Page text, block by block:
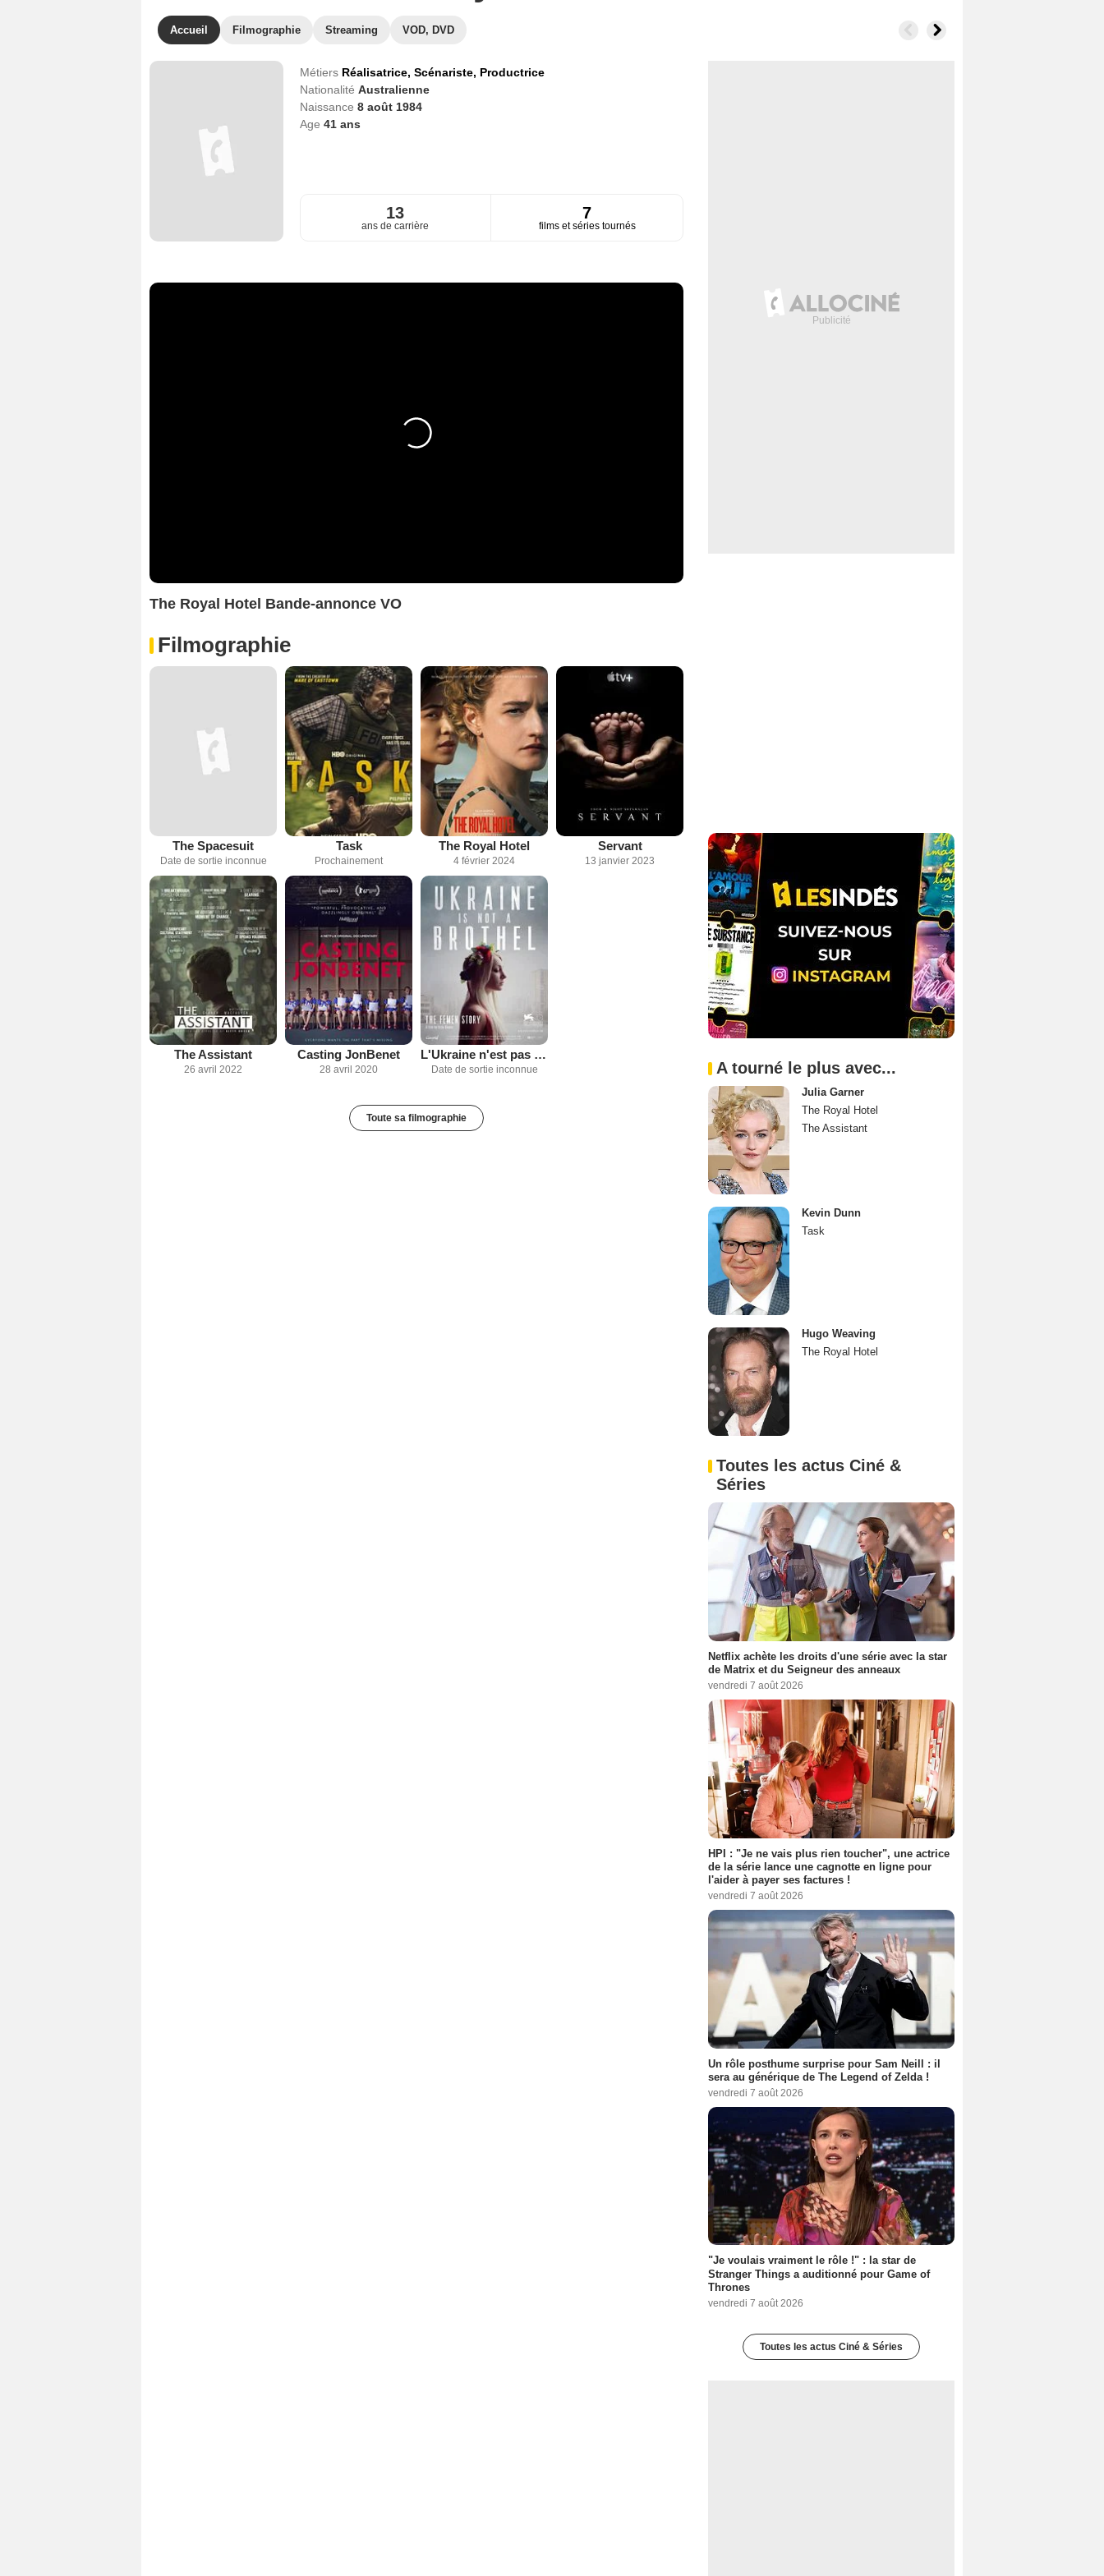
Accueil Filmographie Streaming VOD, DVD
Métiers Réalisatrice, Scénariste, Productrice
Nationalité Australienne
Naissance 8 août 1984
Age 41ans
13
ans de carrière
7
films et séries tournés
The Royal Hotel Bande-annonce VO
Filmographie
The Spacesuit
Date de sortie inconnue
Task
Prochainement
The Royal Hotel
4 février 2024
Servant
13 janvier 2023
The Assistant
26 avril 2022
Casting JonBenet
28 avril 2020
L'Ukraine n'est pas un bordel
Date de sortie inconnue
Toute sa filmographie
A tourné le plus avec...
Julia Garner
The Royal Hotel
The Assistant
Kevin Dunn
Task
Hugo Weaving
The Royal Hotel
Toutes les actus Ciné &
Séries
Netflix achète les droits d'une série avec la star
de Matrix et du Seigneur des anneaux
vendredi 7 août 2026
HPI : "Je ne vais plus rien toucher", une actrice
de la série lance une cagnotte en ligne pour
l'aider à payer ses factures !
vendredi 7 août 2026
Un rôle posthume surprise pour Sam Neill : il
sera au générique de The Legend of Zelda !
vendredi 7 août 2026
"Je voulais vraiment le rôle !" : la star de
Stranger Things a auditionné pour Game of
Thrones
vendredi 7 août 2026
Toutes les actus Ciné & Séries